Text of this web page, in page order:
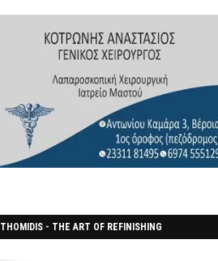
THOMIDIS - THE ART OF REFINISHING